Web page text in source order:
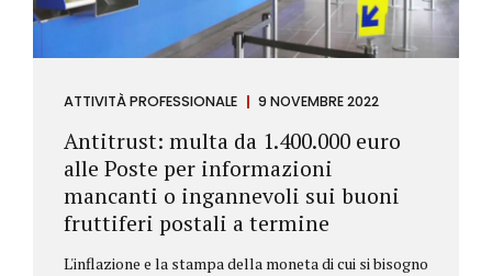
ATTIVITÀ PROFESSIONALE 9 NOVEMBRE 2022
Antitrust: multa da 1.400.000 euro
alle Poste per informazioni
mancanti o ingannevoli sui buoni
fruttiferi postali a termine
L'inflazione e la stampa della moneta di cui si bisogno